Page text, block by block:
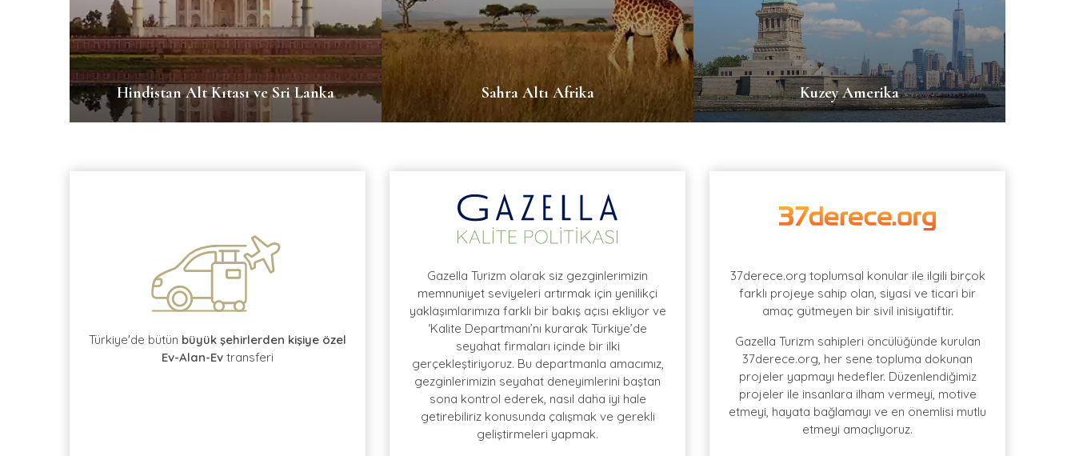
Hindistan Alt Kıtası ve Sri Lanka Sahra Altı Afrika Kuzey Amerika
Türkiye'de bütün büyük şehirlerden kişiye özel
Ev-Alan-Ev transferi
Tur dönüşü yapmış olduğumuz sıcak anketler
%96 müşteri memnuniyeti
müşteritavsiye oranı
Türk Hava Yolları ile engeniş protokolkontratı Türkiye'de bütünbüyük
Ev-Alan-Ev
Gazella Turizm olarak siz gezginlerimizin
memnuniyet seviyeleri artırmak için yenilikçi
yaklaşımlarımıza farklı bir bakış açısı ekliyor ve
‘Kalite Departmanı’nı kurarak Türkiye’de
seyahat firmaları içinde bir ilki
gerçekleştiriyoruz. Bu departmanla amacımız,
gezginlerimizin seyahat deneyimlerini baştan
sona kontrol ederek, nasıl daha iyi hale
getirebiliriz konusunda çalışmak ve gerekli
geliştirmeleri yapmak.
37derece.org toplumsal konular ile ilgili birçok
farklı projeye sahip olan, siyasi ve ticari bir
amaç gütmeyen bir sivil inisiyatiftir.
Gazella Turizm sahipleri öncülüğünde kurulan
37derece.org, her sene topluma dokunan
projeler yapmayı hedefler. Düzenlendiğimiz
projeler ile insanlara ilham vermeyi, motive
etmeyi, hayata bağlamayı ve en önemlisi mutlu
etmeyi amaçlıyoruz.